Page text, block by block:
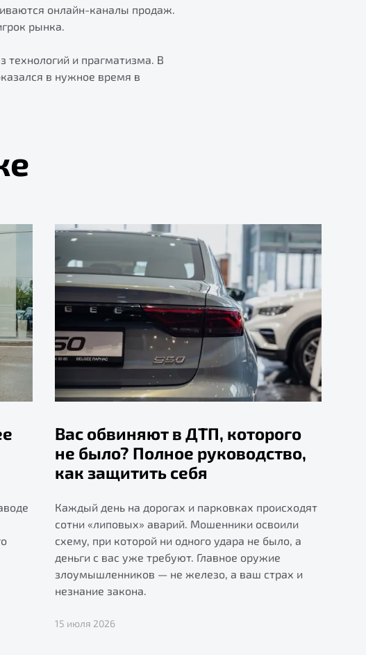
онлайн-каналы продаж.
рынка.
технологий и прагматизма. В
в нужное время в
Вас обвиняют в ДТП, которого
не было? Полное руководство,
как защитить себя
Каждый день на дорогах и парковках происходят
сотни «липовых» аварий. Мошенники освоили
схему, при которой ни одного удара не было, а
деньги с вас уже требуют. Главное оружие
злоумышленников — не железо, а ваш страх и
незнание закона.
15 июля 2026